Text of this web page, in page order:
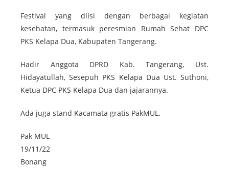
Festival yang diisi dengan berbagai kegiatan
kesehatan, termasuk peresmian Rumah Sehat DPC
PKS Kelapa Dua, Kabupaten Tangerang.
Hadir Anggota DPRD Kab. Tangerang, Ust.
Hidayatullah, Sesepuh PKS Kelapa Dua Ust. Suthoni,
Ketua DPC PKS Kelapa Dua dan jajarannya.
Ada juga stand Kacamata gratis PakMUL.
Pak MUL
19/11/22
Bonang